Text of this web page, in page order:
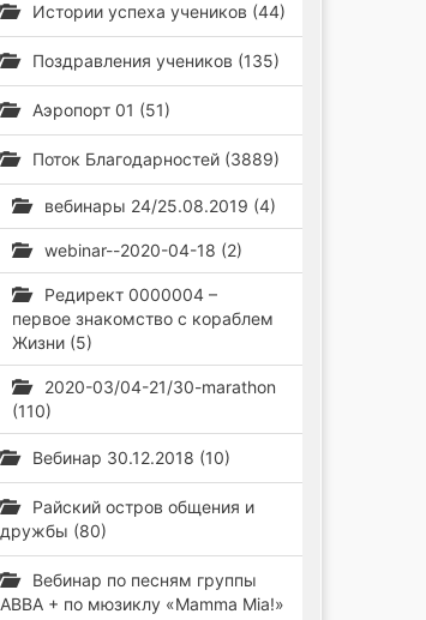
Истории успеха учеников (44)
Поздравления учеников (135)
Аэропорт 01 (51)
Поток Благодарностей (3889)
вебинары 24/25.08.2019 (4)
webinar--2020-04-18 (2)
Редирект 0000004 –
первое знакомство с кораблем
Жизни (5)
2020-03/04-21/30-marathon
(110)
Вебинар 30.12.2018 (10)
Райский остров общения и
дружбы (80)
Вебинар по песням группы
ABBA + по мюзиклу «Mamma Mia!»